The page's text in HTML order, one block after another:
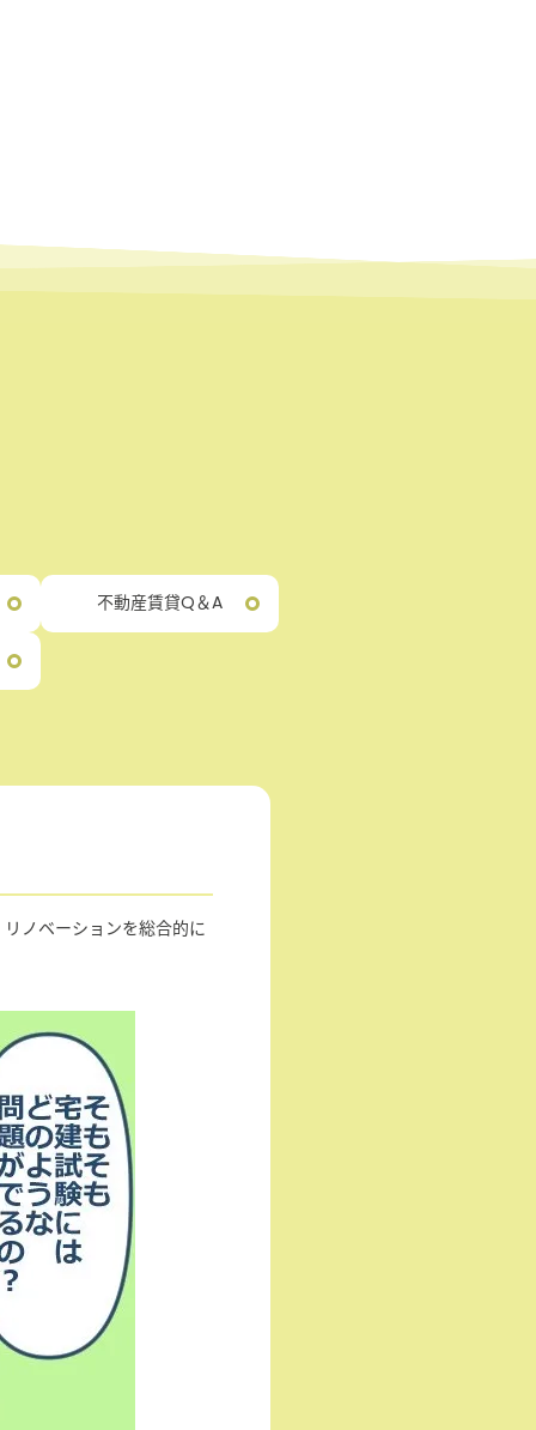
不動産賃貸Q＆A
ノベーションを総合的に